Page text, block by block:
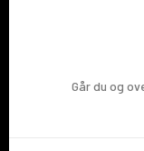
Går du og